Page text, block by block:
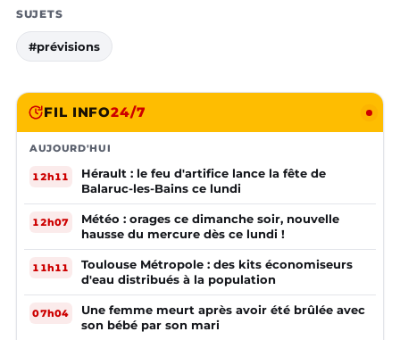
SUJETS
#prévisions
FIL INFO24/7
AUJOURD'HUI
12h11
Hérault : le feu d'artifice lance la fête de
Balaruc-les-Bains ce lundi
12h07
Météo : orages ce dimanche soir, nouvelle
hausse du mercure dès ce lundi !
11h11
Toulouse Métropole : des kits économiseurs
d'eau distribués à la population
07h04
Une femme meurt après avoir été brûlée avec
son bébé par son mari